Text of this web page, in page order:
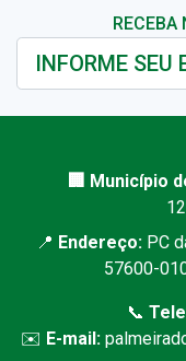
RECEBA
🏢 Município
📍 Endereço: PC
57600-
📞
✉️ E-mail: